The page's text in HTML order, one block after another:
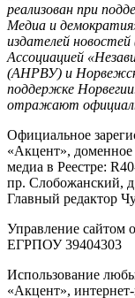
реализован при
Медиа и
издателей
Ассоциацией
(АНРВУ) и
поддержке
отражают
Официальное
«Акцент»,
медиа в Реестре:
пр. Слобожанский,
Главный редактор
Управление сайтом
ЕГРПОУ 39404303
Использование
«Акцент»,